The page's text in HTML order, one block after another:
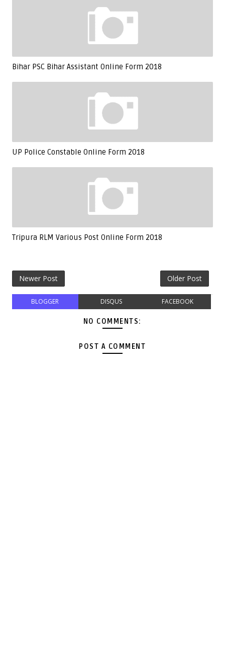
Bihar PSC Bihar Assistant Online Form 2018
UP Police Constable Online Form 2018
Tripura RLM Various Post Online Form 2018
Newer Post Older Post
BLOGGER DISQUS FACEBOOK
NO COMMENTS:
POST A COMMENT